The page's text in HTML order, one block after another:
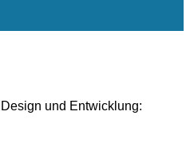
und Entwicklung: